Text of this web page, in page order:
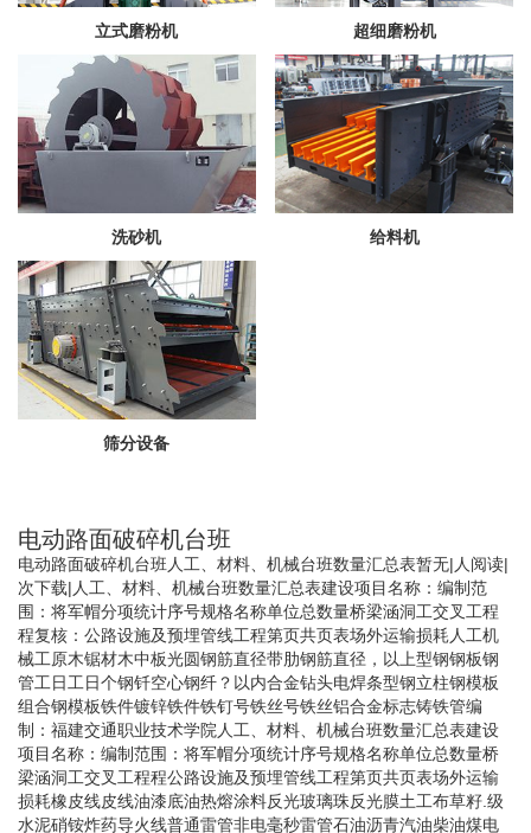
立式磨粉机 超细磨粉机
洗砂机 给料机
筛分设备
电动路面破碎机台班
电动路面破碎机台班人工、材料、机械台班数量汇总表暂无|人阅读|
次下载|人工、材料、机械台班数量汇总表建设项目名称：编制范
围：将军帽分项统计序号规格名称单位总数量桥梁涵洞工交叉工程
程复核：公路设施及预埋管线工程第页共页表场外运输损耗人工机
械工原木锯材木中板光圆钢筋直径带肋钢筋直径，以上型钢钢板钢
管工日工日个钢钎空心钢纤？以内合金钻头电焊条型钢立柱钢模板
组合钢模板铁件镀锌铁件铁钉号铁丝号铁丝铝合金标志铸铁管编
制：福建交通职业技术学院 人工、材料、机械台班数量汇总表建设
项目名称：编制范围：将军帽分项统计序号规格名称单位总数量桥
梁涵洞工交叉工程程公路设施及预埋管线工程第页共页表场外运输
损耗橡皮线皮线油漆底油热熔涂料反光玻璃珠反光膜土工布草籽.级
水泥硝铵炸药导火线普通雷管非电毫秒雷管石油沥青汽油柴油煤电